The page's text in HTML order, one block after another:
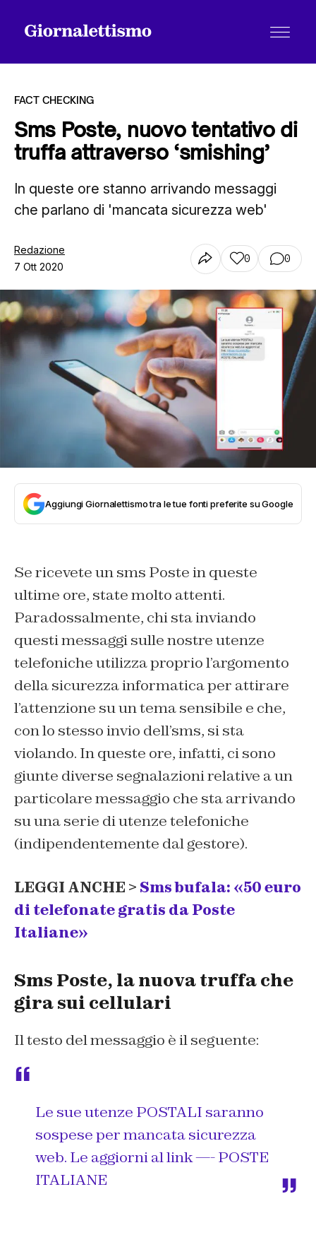
Tutti gli articoli
Chi siamo
Contatti
FACT CHECKING
Sms Poste, nuovo tentativo di
truffa attraverso ‘smishing’
In queste ore stanno arrivando messaggi
che parlano di 'mancata sicurezza web'
Redazione
7 Ott 2020
0 0
Aggiungi Giornalettismo tra le tue fonti preferite su Google
Se ricevete un sms Poste in queste
ultime ore, state molto attenti.
Paradossalmente, chi sta inviando
questi messaggi sulle nostre utenze
telefoniche utilizza proprio l’argomento
della sicurezza informatica per attirare
l’attenzione su un tema sensibile e che,
con lo stesso invio dell’sms, si sta
violando. In queste ore, infatti, ci sono
giunte diverse segnalazioni relative a un
particolare messaggio che sta arrivando
su una serie di utenze telefoniche
(indipendentemente dal gestore).
LEGGI ANCHE > Sms bufala: «50 euro
di telefonate gratis da Poste
Italiane»
Sms Poste, la nuova truffa che
gira sui cellulari
Il testo del messaggio è il seguente:
Le sue utenze POSTALI saranno
sospese per mancata sicurezza
web. Le aggiorni al link —- POSTE
ITALIANE